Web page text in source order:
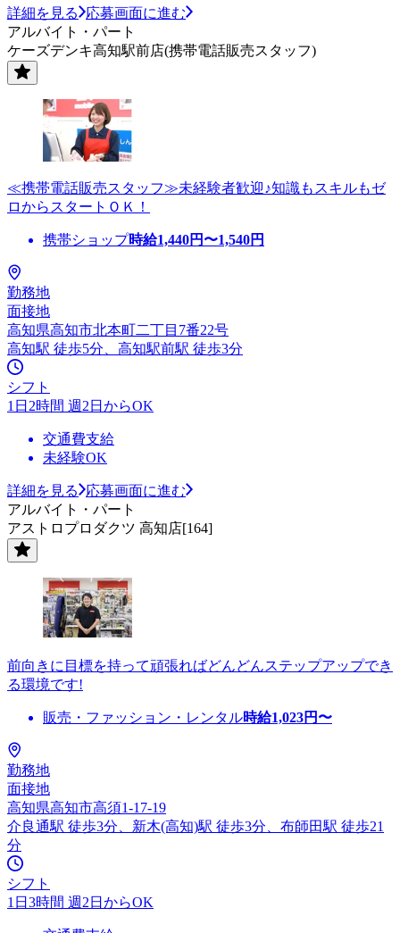
詳細を見る
応募画面に進む
アルバイト・パート
ケーズデンキ高知駅前店(携帯電話販売スタッフ)
≪携帯電話販売スタッフ≫未経験者歓迎♪知識もスキルもゼ
ロからスタートＯＫ！
携帯ショップ時給1,440円〜1,540円
勤務地
面接地
高知県高知市北本町二丁目7番22号
高知駅 徒歩5分、高知駅前駅 徒歩3分
シフト
1日2時間 週2日からOK
交通費支給
未経験OK
詳細を見る
応募画面に進む
アルバイト・パート
アストロプロダクツ 高知店[164]
前向きに目標を持って頑張ればどんどんステップアップでき
る環境です!
販売・ファッション・レンタル時給1,023円〜
勤務地
面接地
高知県高知市高須1-17-19
介良通駅 徒歩3分、新木(高知)駅 徒歩3分、布師田駅 徒歩21
分
シフト
1日3時間 週2日からOK